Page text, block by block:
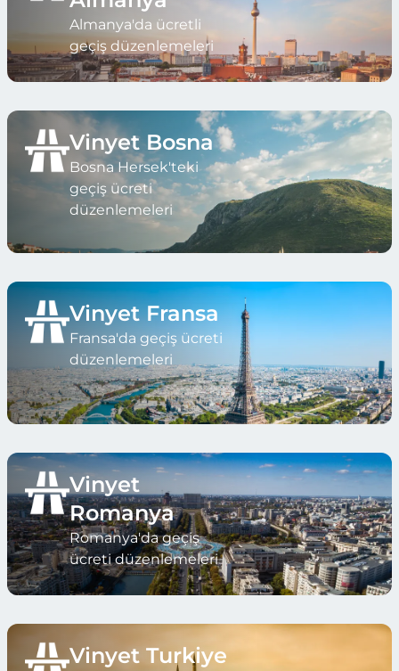
Almanya'da ücretli
geçiş düzenlemeleri
Vinyet Bosna
Bosna Hersek'teki
geçiş ücreti
düzenlemeleri
Vinyet Fransa
Fransa'da geçiş ücreti
düzenlemeleri
Vinyet
Romanya
Romanya'da geçiş
ücreti düzenlemeleri
Vinyet Turkiye